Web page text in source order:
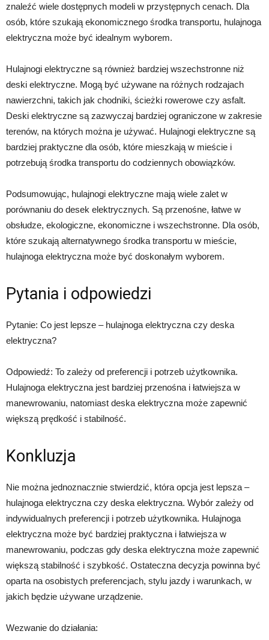
znaleźć wiele dostępnych modeli w przystępnych cenach. Dla
osób, które szukają ekonomicznego środka transportu, hulajnoga
elektryczna może być idealnym wyborem.
Hulajnogi elektryczne są również bardziej wszechstronne niż
deski elektryczne. Mogą być używane na różnych rodzajach
nawierzchni, takich jak chodniki, ścieżki rowerowe czy asfalt.
Deski elektryczne są zazwyczaj bardziej ograniczone w zakresie
terenów, na których można je używać. Hulajnogi elektryczne są
bardziej praktyczne dla osób, które mieszkają w mieście i
potrzebują środka transportu do codziennych obowiązków.
Podsumowując, hulajnogi elektryczne mają wiele zalet w
porównaniu do desek elektrycznych. Są przenośne, łatwe w
obsłudze, ekologiczne, ekonomiczne i wszechstronne. Dla osób,
które szukają alternatywnego środka transportu w mieście,
hulajnoga elektryczna może być doskonałym wyborem.
Pytania i odpowiedzi
Pytanie: Co jest lepsze – hulajnoga elektryczna czy deska
elektryczna?
Odpowiedź: To zależy od preferencji i potrzeb użytkownika.
Hulajnoga elektryczna jest bardziej przenośna i łatwiejsza w
manewrowaniu, natomiast deska elektryczna może zapewnić
większą prędkość i stabilność.
Konkluzja
Nie można jednoznacznie stwierdzić, która opcja jest lepsza –
hulajnoga elektryczna czy deska elektryczna. Wybór zależy od
indywidualnych preferencji i potrzeb użytkownika. Hulajnoga
elektryczna może być bardziej praktyczna i łatwiejsza w
manewrowaniu, podczas gdy deska elektryczna może zapewnić
większą stabilność i szybkość. Ostateczna decyzja powinna być
oparta na osobistych preferencjach, stylu jazdy i warunkach, w
jakich będzie używane urządzenie.
Wezwanie do działania: